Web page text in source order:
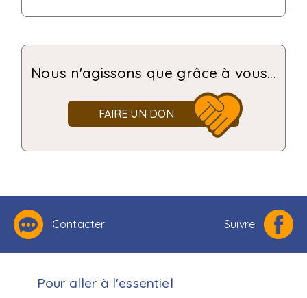
Nous n'agissons que grâce à vous...
FAIRE UN DON
Contacter Suivre
Pour aller à l'essentiel